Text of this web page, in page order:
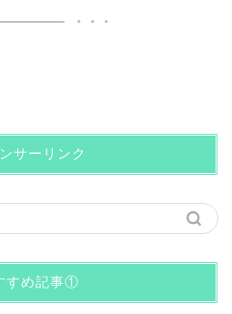
サーリンク
すめ記事①